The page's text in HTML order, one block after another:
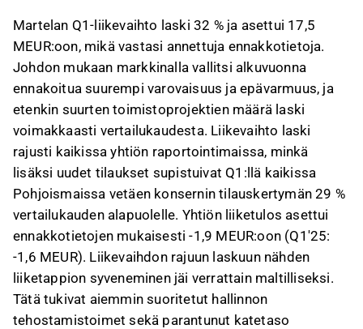
Martelan Q1-liikevaihto laski 32 % ja asettui 17,5
MEUR:oon, mikä vastasi annettuja ennakkotietoja.
Johdon mukaan markkinalla vallitsi alkuvuonna
ennakoitua suurempi varovaisuus ja epävarmuus, ja
etenkin suurten toimistoprojektien määrä laski
voimakkaasti vertailukaudesta. Liikevaihto laski
rajusti kaikissa yhtiön raportointimaissa, minkä
lisäksi uudet tilaukset supistuivat Q1:llä kaikissa
Pohjoismaissa vetäen konsernin tilauskertymän 29 %
vertailukauden alapuolelle. Yhtiön liiketulos asettui
ennakkotietojen mukaisesti -1,9 MEUR:oon (Q1'25:
-1,6 MEUR). Liikevaihdon rajuun laskuun nähden
liiketappion syveneminen jäi verrattain maltilliseksi.
Tätä tukivat aiemmin suoritetut hallinnon
tehostamistoimet sekä parantunut katetaso